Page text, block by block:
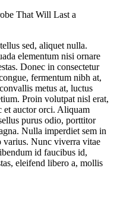
That Will Last a
sed, aliquet nulla.
elementum nisi ornare
Donec in consectetur
fermentum nibh at,
metus at, luctus
Proin volutpat nisl erat,
et auctor orci. Aliquam
purus odio, porttitor
Nulla imperdiet sem in
Nunc viverra vitae
id faucibus id,
eleifend libero a, mollis